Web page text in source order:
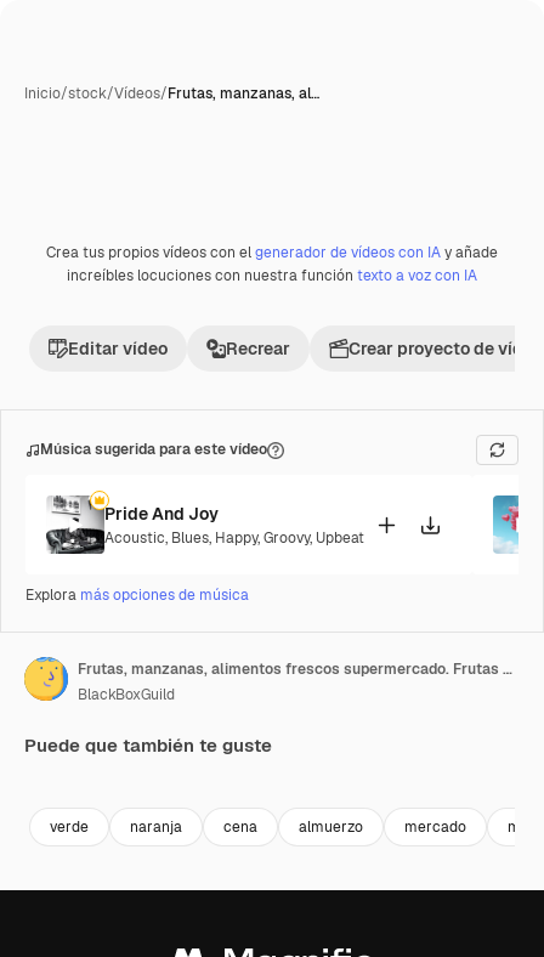
Inicio/stock/Vídeos/Frutas, manzanas, al…
Premium
Crea tus propios vídeos con elgenerador de vídeos con IAy añade
increíbles locuciones con nuestra función texto a voz con IA
Editar vídeo Recrear Crear proyecto de vídeo
Música sugerida para este vídeo
Pride And Joy
Acoustic, Blues, Happy,Groovy, Upbeat
Explora más opciones de música
Frutas, manzanas, alimentos frescos supermercado. Frutas del mercado
BlackBoxGuild
Puede que también te guste
verde naranja cena almuerzo mercado